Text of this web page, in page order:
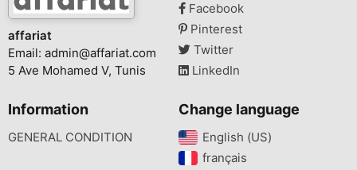
affariat
Email: admin@affariat.com
5 Ave Mohamed V, Tunis
Facebook
Pinterest
Twitter
LinkedIn
Information
GENERAL CONDITION
Change language
English (US)‎
français‎